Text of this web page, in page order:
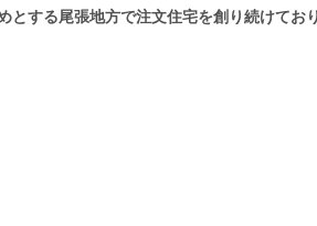
とする尾張地方で注文住宅を創り続けてお